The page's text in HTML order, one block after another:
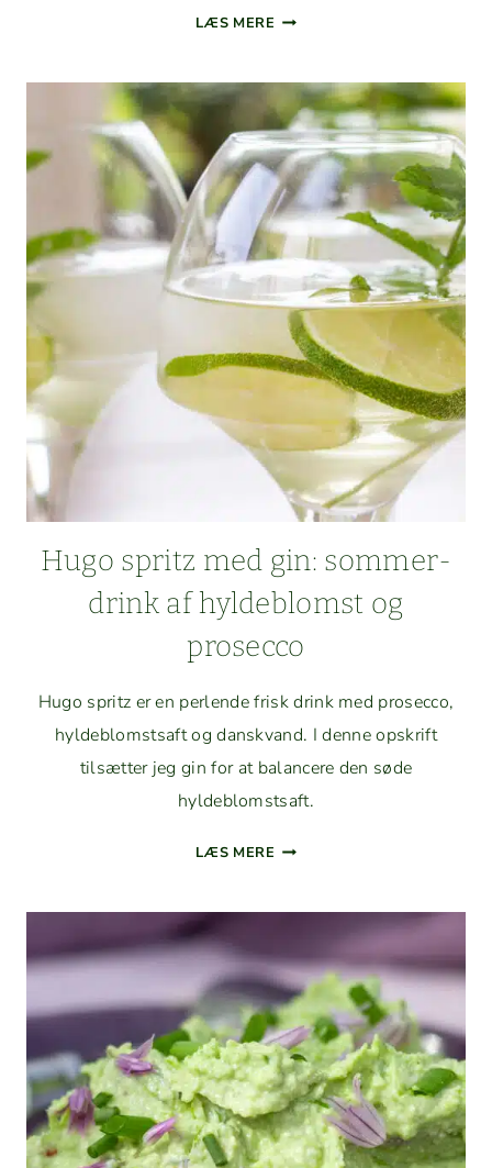
LÆS MERE CHOKO­
MED
AVO­
CA­
DO,
KAKAO
OG
DADLER
Hugo spritz med gin: som­mer­
drink af hylde­blomst og
prosecco
Hugo spritz er en per­lende frisk drink med pros­ec­co,
hylde­blom­st­saft og dan­skvand. I denne opskrift
tilsæt­ter jeg gin for at bal­ancere den søde
hyldeblomstsaft.
LÆS MERE HUGO
MER­
DRINK
AF
HYLDE­
BLOMST
OG
PROSECCO